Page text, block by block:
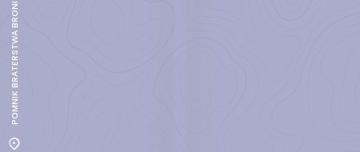
POMNIK BRATERSTWA BRONI